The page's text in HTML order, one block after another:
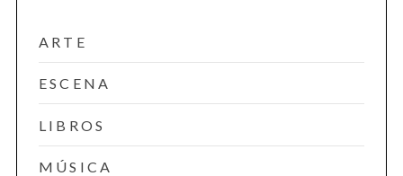
ARTE
ESCENA
LIBROS
MÚSICA